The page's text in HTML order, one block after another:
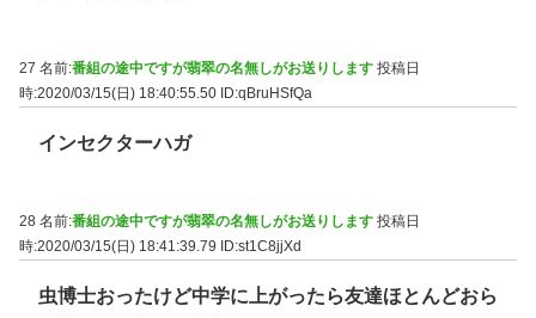
27 名前:番組の途中ですが翡翠の名無しがお送りします 投稿日
時:2020/03/15(日) 18:40:55.50 ID:qBruHSfQa
インセクターハガ
28 名前:番組の途中ですが翡翠の名無しがお送りします 投稿日
時:2020/03/15(日) 18:41:39.79
ID:st1C8jjXd
虫博士おったけど中学に上がったら友達ほとんどおら